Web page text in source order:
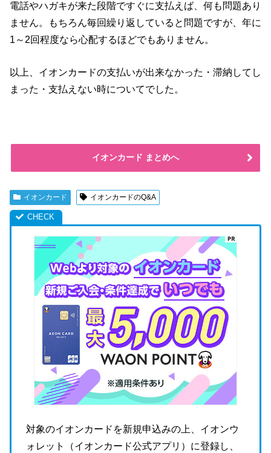
電話やハガキが来た段階ですぐに支払えば、何も問題あり
ません。もちろん毎回繰り返していると問題ですが、年に
1～2回程度なら心配するほどでもありません。
以上、イオンカードの支払いが出来なかった・滞納してし
まった・支払えない時についてでした。
イオンカード まとめへ
イオンカード イオンカードのQ&A
対象のイオンカードを新規申込みの上、イオンウ
ォレット（イオンカード公式アプリ）に登録し、